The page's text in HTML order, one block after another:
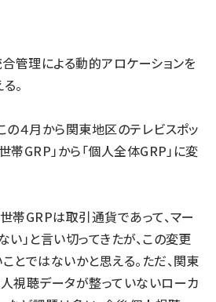
管理による動的アロケーションを
。
４月から関東地区のテレビスポッ
帯GRP」から「個人全体GRP」に変
GRPは取引通貨であって、マー
い」と言い切ってきたが、この変更
とではないかと思える。ただ、関東
視聴データが整っていないローカ